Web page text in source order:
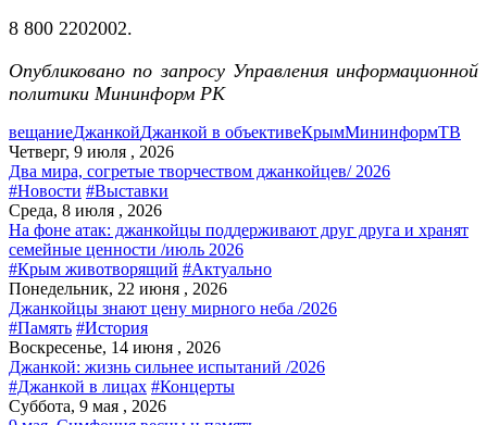
8 800 2202002.
Опубликовано по запросу Управления информационной
политики Мининформ РК
вещаниеДжанкойДжанкой в объективеКрымМининформТВ
Четверг, 9 июля , 2026
Два мира, согретые творчеством джанкойцев/ 2026
#Новости #Выставки
Среда, 8 июля , 2026
На фоне атак: джанкойцы поддерживают друг друга и хранят
семейные ценности /июль 2026
#Крым животворящий #Актуально
Понедельник, 22 июня , 2026
Джанкойцы знают цену мирного неба /2026
#Память #История
Воскресенье, 14 июня , 2026
Джанкой: жизнь сильнее испытаний /2026
#Джанкой в лицах #Концерты
Суббота, 9 мая , 2026